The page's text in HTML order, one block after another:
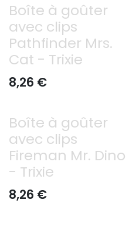
Boîte à goûter
avec clips
Pathfinder Mrs.
Cat - Trixie
8,26 €
Boîte à goûter
avec clips
Fireman Mr. Dino
- Trixie
8,26 €